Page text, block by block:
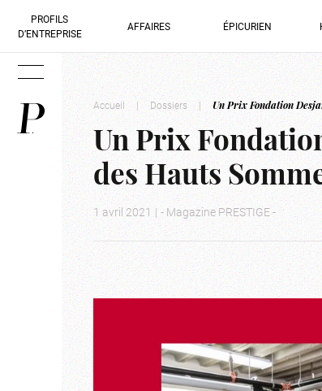
PROFILS
D’ENTREPRISE
AFFAIRES ÉPICURIEN
Accueil | Dossiers | Un Prix Fondation
Un Prix
des Hauts
1 avril 2021 | - Magazine PRESTIGE -